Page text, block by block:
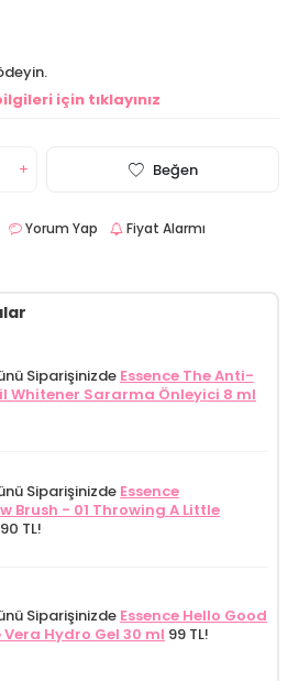
için tıklayınız
Beğen
Yorum Yap Fiyat Alarmı
Siparişinizde Essence The Anti-
Whitener Sararma Önleyici 8 ml
Siparişinizde Essence
Brush - 01 Throwing A Little
TL!
Siparişinizde Essence Hello Good
Hydro Gel 30 ml 99 TL!